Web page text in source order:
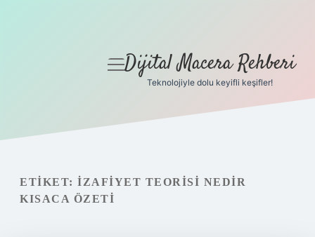
Gizlilik Politikası
Hakkımızda
menüyü
Dijital Macera Rehberi
Teknolojiyle dolu keyifli keşifler!
ETIKET: İZAFIYET TEORISI NEDIR
KISACA ÖZETI